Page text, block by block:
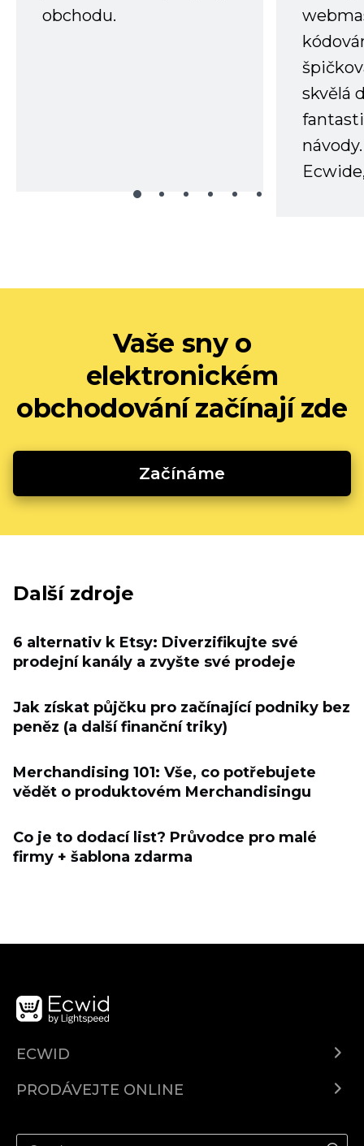
obchodu.
skvělá
Vaše sny o
elektronickém
obchodování začínají zde
Začínáme
Další zdroje
6 alternativ k Etsy: Diverzifikujte své
prodejní kanály a zvyšte své prodeje
Jak získat půjčku pro začínající podniky bez
peněz (a další finanční triky)
Merchandising 101: Vše, co potřebujete
vědět o produktovém Merchandisingu
Co je to dodací list? Průvodce pro malé
firmy + šablona zdarma
ECWID
Ceny
PRODÁVEJTE ONLINE
Prodávejte na Facebooku